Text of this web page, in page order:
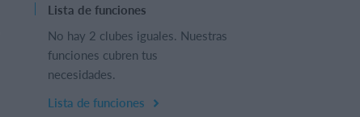
Lista de funciones
No hay 2 clubes iguales. Nuestras
funciones cubren tus
necesidades.
Lista de funciones